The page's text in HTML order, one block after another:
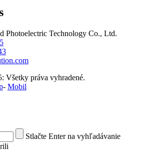
Photoelectric Technology Co., Ltd.
Všetky práva vyhradené.
- Mobil
Stlačte Enter na vyhľadávanie